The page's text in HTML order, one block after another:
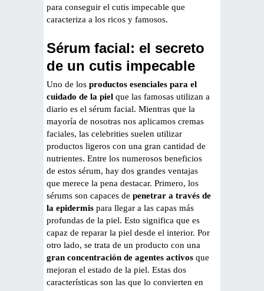
para conseguir el cutis impecable que
caracteriza a los ricos y famosos.
Sérum facial: el secreto
de un cutis impecable
Uno de los productos esenciales para el
cuidado de la piel que las famosas utilizan a
diario es el sérum facial. Mientras que la
mayoría de nosotras nos aplicamos cremas
faciales, las celebrities suelen utilizar
productos ligeros con una gran cantidad de
nutrientes. Entre los numerosos beneficios
de estos sérum, hay dos grandes ventajas
que merece la pena destacar. Primero, los
sérums son capaces de penetrar a través de
la epidermis para llegar a las capas más
profundas de la piel. Esto significa que es
capaz de reparar la piel desde el interior. Por
otro lado, se trata de un producto con una
gran concentración de agentes activos que
mejoran el estado de la piel. Estas dos
características son las que lo convierten en